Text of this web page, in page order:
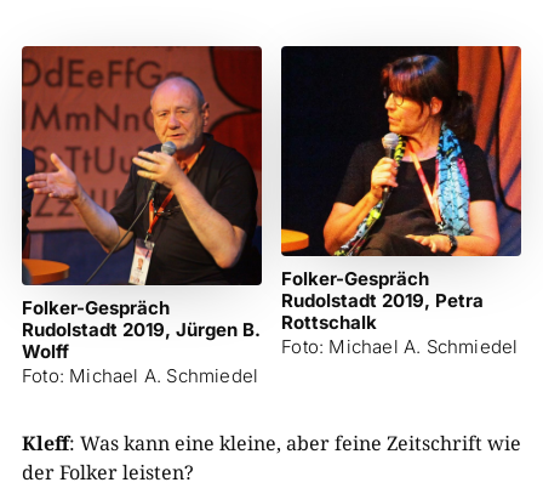
Folker-Gespräch
Rudolstadt 2019, Jürgen B.
Wolff
Foto: Michael A. Schmiedel
Folker-Gespräch
Rudolstadt 2019, Petra
Rottschalk
Foto: Michael A. Schmiedel
Kleff: Was kann eine kleine, aber feine Zeitschrift wie
der Folker leisten?